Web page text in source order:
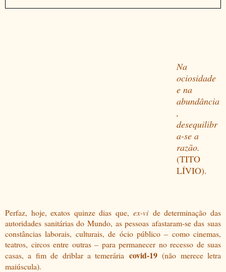
Na
ociosidade
e na
abundância
,
desequilibr
a-se a
razão.
(TITO
LÍVIO).
Perfaz, hoje, exatos quinze dias que, ex-vi de determinação das
autoridades sanitárias do Mundo, as pessoas afastaram-se das suas
constâncias laborais, culturais, de ócio público – como cinemas,
teatros, circos entre outras – para permanecer no recesso de suas
casas, a fim de driblar a temerária covid-19(não merece letra
maiúscula).